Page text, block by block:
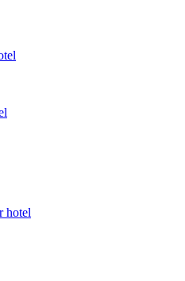
hotel